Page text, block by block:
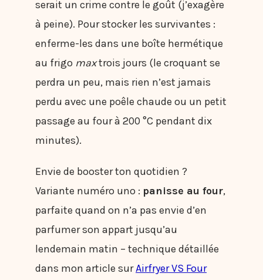
serait un crime contre le goût (j’exagère
à peine). Pour stocker les survivantes :
enferme-les dans une boîte hermétique
au frigo maxtrois jours (le croquant se
perdra un peu, mais rien n’est jamais
perdu avec une poêle chaude ou un petit
passage au four à 200 °C pendant dix
minutes).
Envie de booster ton quotidien ?
Variante numéro uno : panisse au four,
parfaite quand on n’a pas envie d’en
parfumer son appart jusqu’au
lendemain matin – technique détaillée
dans mon article surAirfryer VS Four